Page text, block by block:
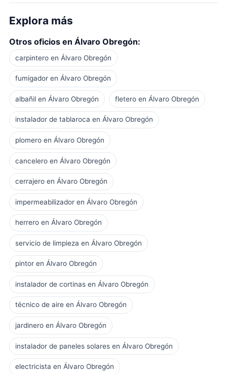
Explora más
Otros oficios en Álvaro Obregón:
carpintero en Álvaro Obregón
fumigador en Álvaro Obregón
albañil en Álvaro Obregón fletero en Álvaro Obregón
instalador de tablaroca en Álvaro Obregón
plomero en Álvaro Obregón
cancelero en Álvaro Obregón
cerrajero en Álvaro Obregón
impermeabilizador en Álvaro Obregón
herrero en Álvaro Obregón
servicio de limpieza en Álvaro Obregón
pintor en Álvaro Obregón
instalador de cortinas en Álvaro Obregón
técnico de aire en Álvaro Obregón
jardinero en Álvaro Obregón
instalador de paneles solares en Álvaro Obregón
electricista en Álvaro Obregón